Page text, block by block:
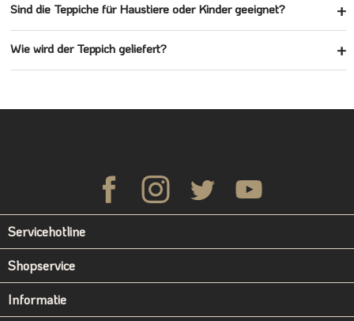
Sind die Teppiche für Haustiere oder Kinder geeignet?
Wie wird der Teppich geliefert?
Servicehotline
Shopservice
Informatie